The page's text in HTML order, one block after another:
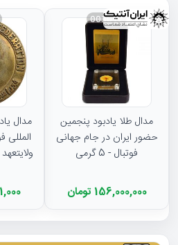
003012
مدال طلا یادبود پنجمین
حضور ایران در جام جهانی
فوتبال - 5 گرمی
156,000,000 تومان
مدال
المللی